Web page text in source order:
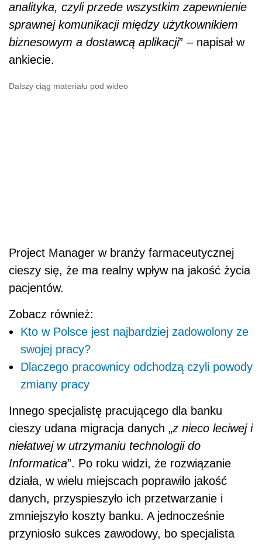
analityka, czyli przede wszystkim zapewnienie
sprawnej komunikacji między użytkownikiem
biznesowym a dostawcą aplikacji” – napisał w
ankiecie.
Dalszy ciąg materiału pod wideo
Project Manager w branży farmaceutycznej
cieszy się, że ma realny wpływ na jakość życia
pacjentów.
Zobacz również:
Kto w Polsce jest najbardziej zadowolony ze
swojej pracy?
Dlaczego pracownicy odchodzą czyli powody
zmiany pracy
Innego specjalistę pracującego dla banku
cieszy udana migracja danych „z nieco leciwej i
niełatwej w utrzymaniu technologii do
Informatica”. Po roku widzi, że rozwiązanie
działa, w wielu miejscach poprawiło jakość
danych, przyspieszyło ich przetwarzanie i
zmniejszyło koszty banku. A jednocześnie
przyniosło sukces zawodowy, bo specjalista